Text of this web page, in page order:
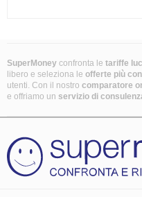
SuperMoney confronta le tariffe
libero e seleziona le offerte più
utenti. Con il nostro comparatore
e offriamo un servizio di